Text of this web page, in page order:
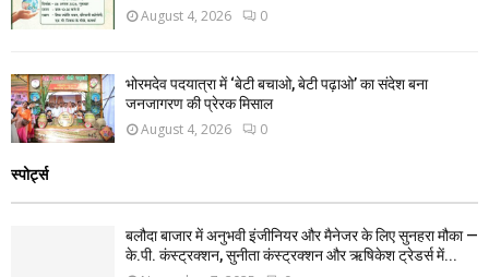
August 4, 2026 0
भोरमदेव पदयात्रा में ‘बेटी बचाओ, बेटी पढ़ाओ’ का संदेश बना
जनजागरण की प्रेरक मिसाल
August 4, 2026 0
स्पोर्ट्स
बलौदा बाजार में अनुभवी इंजीनियर और मैनेजर के लिए सुनहरा मौका —
के.पी. कंस्ट्रक्शन, सुनीता कंस्ट्रक्शन और ऋषिकेश ट्रेडर्स में...